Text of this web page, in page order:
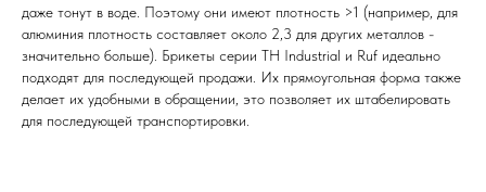
даже тонут в воде. Поэтому они имеют плотность >1 (например, для
алюминия плотность составляет около 2,3 для других металлов -
значительно больше). Брикеты серии TH Industrial и Ruf идеально
подходят для последующей продажи. Их прямоугольная форма также
делает их удобными в обращении, это позволяет их штабелировать
для последующей транспортировки.